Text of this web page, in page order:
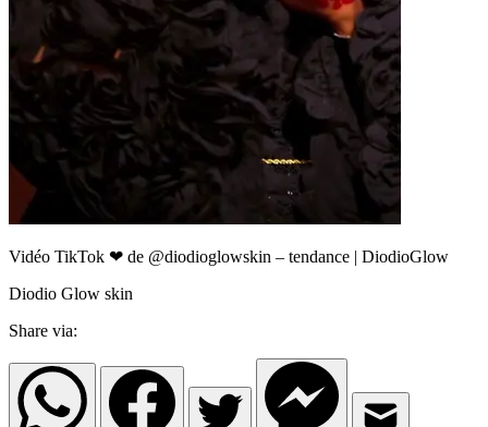
Vidéo TikTok ❤ de @diodioglowskin – tendance | DiodioGlow
Diodio Glow skin
Share via: